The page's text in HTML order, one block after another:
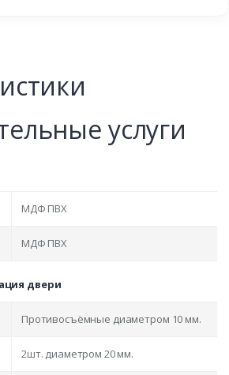
услуги
МДФ ПВХ
МДФ ПВХ
двери
Противосъёмные диаметром 10 мм.
2шт. диаметром 20 мм.